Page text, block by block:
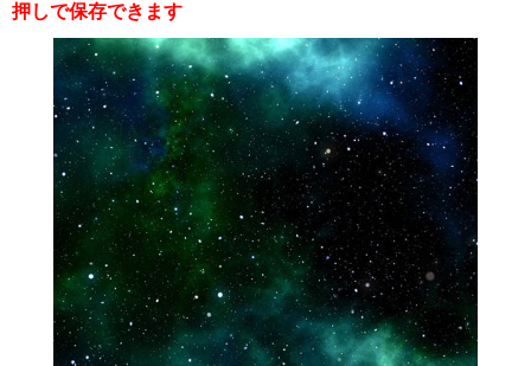
押しで保存できます